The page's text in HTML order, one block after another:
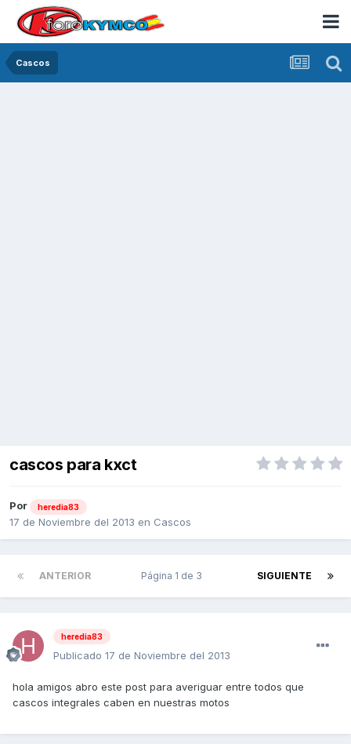
Cascos
cascos para kxct
Por heredia83
17 de Noviembre del 2013 en Cascos
ANTERIOR SIGUIENTE
Página 1 de 3
heredia83
Publicado 17 de Noviembre del 2013
hola amigos abro este post para averiguar entre todos que
cascos integrales caben en nuestras motos